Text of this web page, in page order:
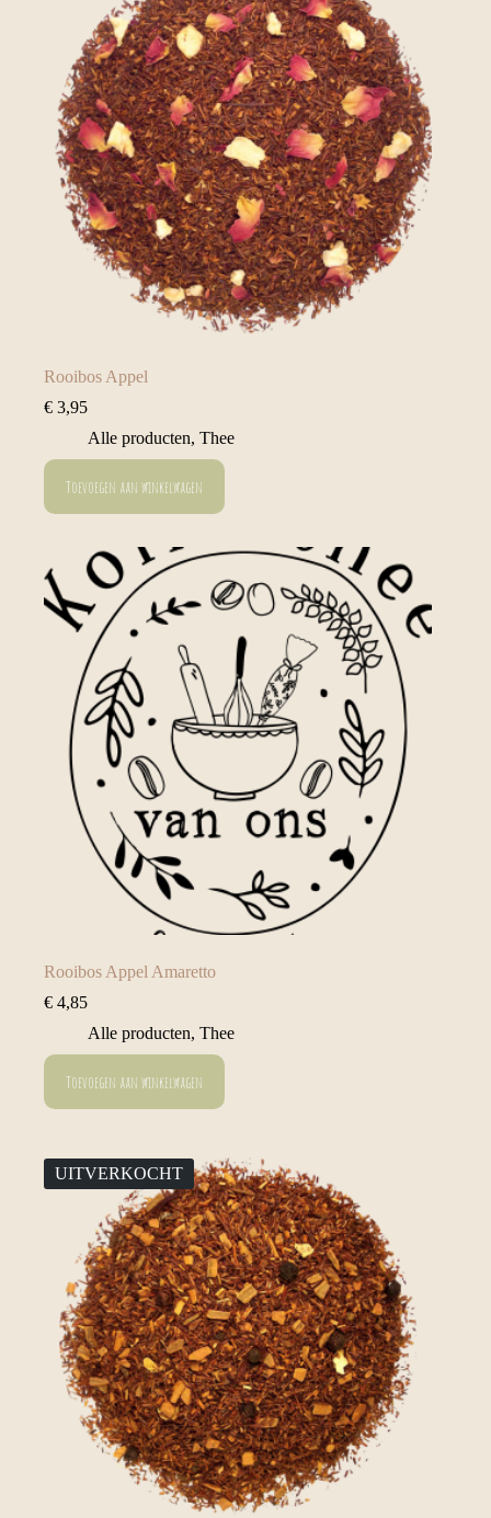
Rooibos Appel
€ 3,95
Alle producten, Thee
Toevoegen aan winkelwagen
Rooibos Appel Amaretto
€ 4,85
Alle producten, Thee
Toevoegen aan winkelwagen
UITVERKOCHT